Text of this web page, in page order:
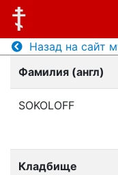
Назад на сайт
Фамилия (англ)
SOKOLOFF
Кладбище